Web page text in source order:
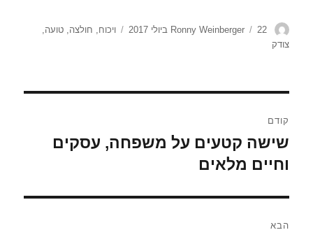
מחבר Ronny Weinberger
פורסם 22 ביולי 2017 תגיות
ויכוח חולצה ,טועה
צודק
קודם
הפוסט
הקודם:
שישה קטעים על משפחה, עסקים
וחיים מלאים
הבא